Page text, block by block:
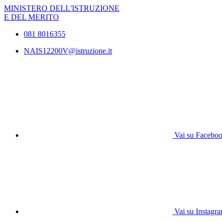
MINISTERO DELL'ISTRUZIONE
E DEL MERITO
081 8016355
NAIS12200V@istruzione.it
Vai su
Vai su